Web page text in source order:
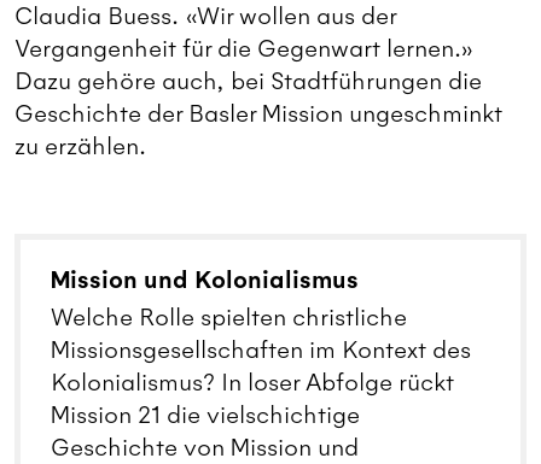
Claudia Buess. «Wir wollen aus der
Vergangenheit für die Gegenwart lernen.»
Dazu gehöre auch, bei Stadtführungen die
Geschichte der Basler Mission ungeschminkt
zu erzählen.
Mission und Kolonialismus
Welche Rolle spielten christliche
Missionsgesellschaften im Kontext des
Kolonialismus? In loser Abfolge rückt
Mission 21 die vielschichtige
Geschichte von Mission und